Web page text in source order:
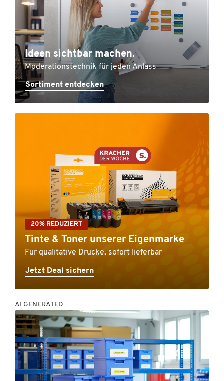
Ideen sichtbar machen.
Moderationstechnik für jeden Anlass
Sortiment entdecken
20% REDUZIERT
Tinte & Toner unserer Eigenmarke
Für qualitative Drucke, sofort lieferbar
Jetzt Deal sichern
AI GENERATED